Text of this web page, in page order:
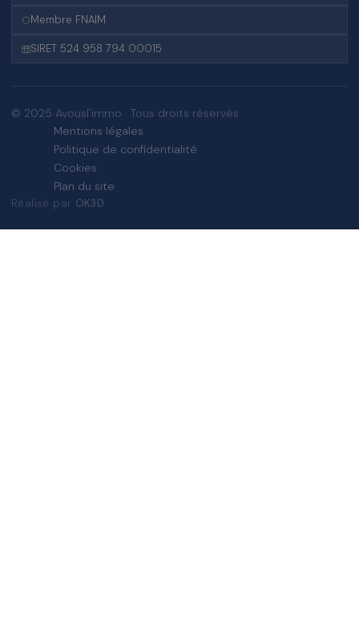
Membre FNAIM
SIRET 524 958 794 00015
© 2025 Avousl'immo · Tous droits réservés
Mentions légales
Politique de confidentialité
Cookies
Plan du site
Réalisé par OK3D